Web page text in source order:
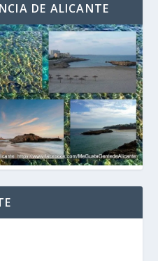
DE ALICANTE